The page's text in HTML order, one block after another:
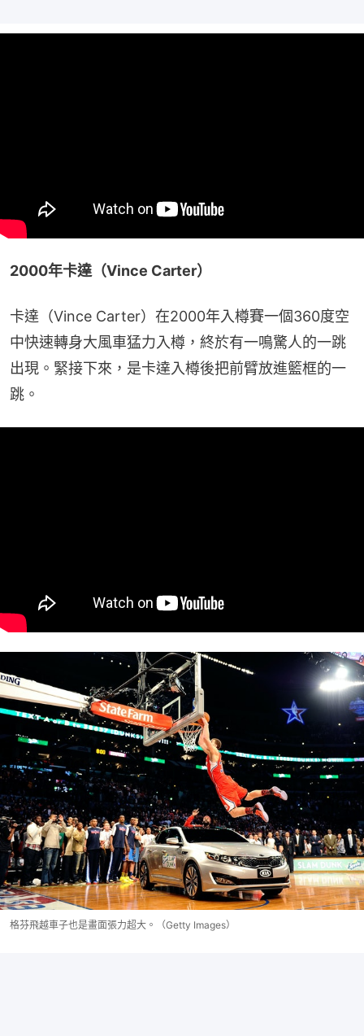
2000年卡達（Vince Carter）
卡達（Vince Carter）在2000年入樽賽一個360度空
中快速轉身大風車猛力入樽，終於有一鳴驚人的一跳
出現。緊接下來，是卡達入樽後把前臂放進籃框的一
跳。
格芬飛越車子也是畫面張力超大。（Getty Images）